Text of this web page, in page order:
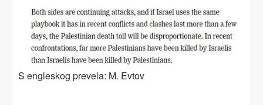
S engleskog prevela: M. Evtov